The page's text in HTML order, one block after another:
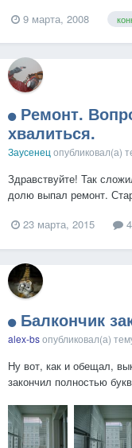
новые. Мы просто
9 марта, 2008
Ремонт.
хвалиться.
Заусенец опубликовал(а)
Здравствуйте! Так
долю выпал ремонт.
"мастерам" по
23 марта, 2015
Балкончик
alex-bsопубликовал(а)
Ну вот, как и обещал,
закончил полностью
зато свой! Планируется
ниже), с кальянчиком и